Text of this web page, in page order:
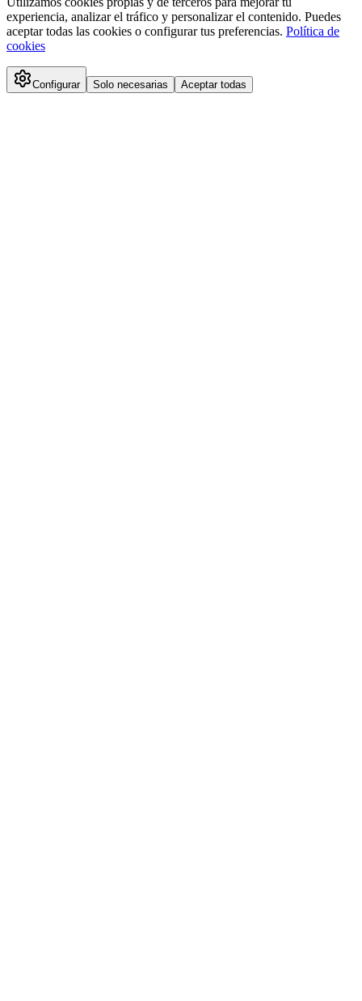
experiencia, analizar el tráfico y personalizar el contenido. Puedes
aceptar todas las cookies o configurar tus preferencias. Política de
cookies
Configurar Solo necesarias Aceptar todas